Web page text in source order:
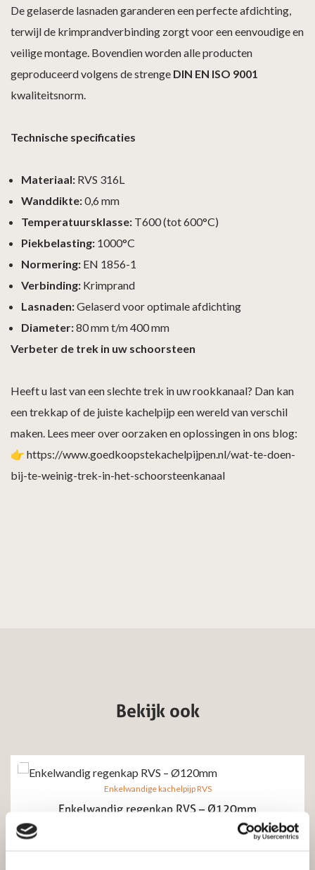
De gelaserde lasnaden garanderen een perfecte afdichting,
terwijl de krimprandverbinding zorgt voor een eenvoudige en
veilige montage. Bovendien worden alle producten
geproduceerd volgens de strenge DIN EN ISO 9001
kwaliteitsnorm.
Technische specificaties
Materiaal: RVS 316L
Wanddikte:0,6 mm
Temperatuursklasse: T600 (tot 600°C)
Piekbelasting: 1000°C
Normering: EN 1856-1
Verbinding: Krimprand
Lasnaden:Gelaserd voor optimale afdichting
Diameter:80 mm t/m 400 mm
Verbeter de trek in uw schoorsteen
Heeft u last van een slechte trek in uw rookkanaal? Dan kan
een trekkap of de juiste kachelpijp een wereld van verschil
maken. Lees meer over oorzaken en oplossingen in ons blog:
👉 https://www.goedkoopstekachelpijpen.nl/wat-te-doen-
bij-te-weinig-trek-in-het-schoorsteenkanaal
Bekijk ook
Enkelwandige kachelpijp RVS
Enkelwandig regenkap RVS – Ø120mm
Incl. btw
Excl. btw